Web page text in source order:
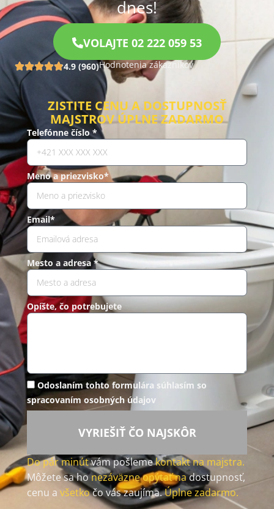
dnes!
VOLAJTE 02 222 059 53
4.9 (960)Hodnotenia zákazníkov
ZISTITE CENU A DOSTUPNOSŤ
MAJSTROV ÚPLNE ZADARMO
Telefónne číslo *
Meno a priezvisko*
Email*
Mesto a adresa *
Opíšte, čo potrebujete
Odoslaním tohto formulára súhlasím so
spracovaním osobných údajov
VYRIEŠIŤ ČO NAJSKÔR
Do pár minútvám pošlemekontakt na majstra.
Môžete sa honezáväzne opýtať nadostupnosť,
cenu a všetkočo vás zaujíma.Úplne zadarmo.